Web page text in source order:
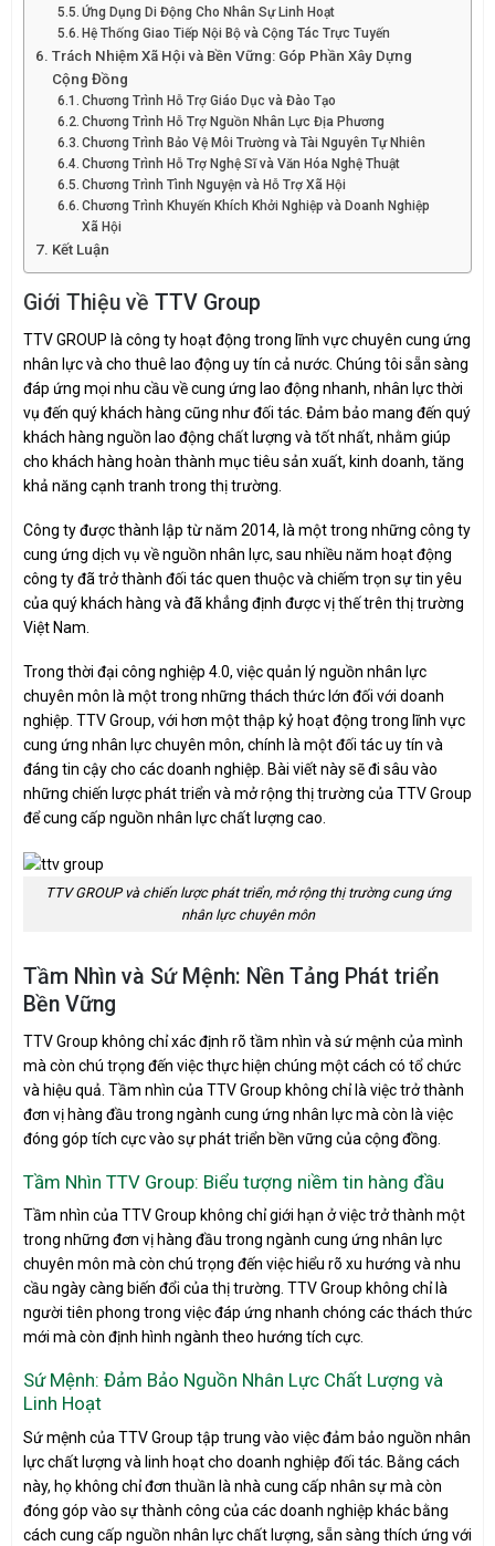
Ứng Dụng Di Động Cho Nhân Sự Linh Hoạt
Hệ Thống Giao Tiếp Nội Bộ và Cộng Tác Trực Tuyến
Trách Nhiệm Xã Hội và Bền Vững: Góp Phần Xây Dựng
Cộng Đồng
Chương Trình Hỗ Trợ Giáo Dục và Đào Tạo
Chương Trình Hỗ Trợ Nguồn Nhân Lực Địa Phương
Chương Trình Bảo Vệ Môi Trường và Tài Nguyên Tự Nhiên
Chương Trình Hỗ Trợ Nghệ Sĩ và Văn Hóa Nghệ Thuật
Chương Trình Tình Nguyện và Hỗ Trợ Xã Hội
Chương Trình Khuyến Khích Khởi Nghiệp và Doanh Nghiệp
Xã Hội
Kết Luận
Giới Thiệu về TTV Group
TTV GROUP là công ty hoạt động trong lĩnh vực chuyên cung ứng
nhân lực và cho thuê lao động uy tín cả nước. Chúng tôi sẵn sàng
đáp ứng mọi nhu cầu về cung ứng lao động nhanh, nhân lực thời
vụ đến quý khách hàng cũng như đối tác. Đảm bảo mang đến quý
khách hàng nguồn lao động chất lượng và tốt nhất, nhằm giúp
cho khách hàng hoàn thành mục tiêu sản xuất, kinh doanh, tăng
khả năng cạnh tranh trong thị trường.
Công ty được thành lập từ năm 2014, là một trong những công ty
cung ứng dịch vụ về nguồn nhân lực, sau nhiều năm hoạt động
công ty đã trở thành đối tác quen thuộc và chiếm trọn sự tin yêu
của quý khách hàng và đã khẳng định được vị thế trên thị trường
Việt Nam.
Trong thời đại công nghiệp 4.0, việc quản lý nguồn nhân lực
chuyên môn là một trong những thách thức lớn đối với doanh
nghiệp. TTV Group, với hơn một thập kỷ hoạt động trong lĩnh vực
cung ứng nhân lực chuyên môn, chính là một đối tác uy tín và
đáng tin cậy cho các doanh nghiệp. Bài viết này sẽ đi sâu vào
những chiến lược phát triển và mở rộng thị trường của TTV Group
để cung cấp nguồn nhân lực chất lượng cao.
TTV GROUP và chiến lược phát triển, mở rộng thị trường cung ứng
nhân lực chuyên môn
Tầm Nhìn và Sứ Mệnh: Nền Tảng Phát triển
Bền Vững
TTV Group không chỉ xác định rõ tầm nhìn và sứ mệnh của mình
mà còn chú trọng đến việc thực hiện chúng một cách có tổ chức
và hiệu quả. Tầm nhìn của TTV Group không chỉ là việc trở thành
đơn vị hàng đầu trong ngành cung ứng nhân lực mà còn là việc
đóng góp tích cực vào sự phát triển bền vững của cộng đồng.
Tầm Nhìn TTV Group: Biểu tượng niềm tin hàng đầu
Tầm nhìn của TTV Group không chỉ giới hạn ở việc trở thành một
trong những đơn vị hàng đầu trong ngành cung ứng nhân lực
chuyên môn mà còn chú trọng đến việc hiểu rõ xu hướng và nhu
cầu ngày càng biến đổi của thị trường. TTV Group không chỉ là
người tiên phong trong việc đáp ứng nhanh chóng các thách thức
mới mà còn định hình ngành theo hướng tích cực.
Sứ Mệnh: Đảm Bảo Nguồn Nhân Lực Chất Lượng và
Linh Hoạt
Sứ mệnh của TTV Group tập trung vào việc đảm bảo nguồn nhân
lực chất lượng và linh hoạt cho doanh nghiệp đối tác. Bằng cách
này, họ không chỉ đơn thuần là nhà cung cấp nhân sự mà còn
đóng góp vào sự thành công của các doanh nghiệp khác bằng
cách cung cấp nguồn nhân lực chất lượng, sẵn sàng thích ứng với